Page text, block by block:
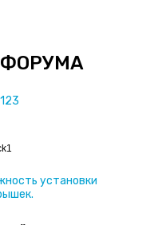
установки